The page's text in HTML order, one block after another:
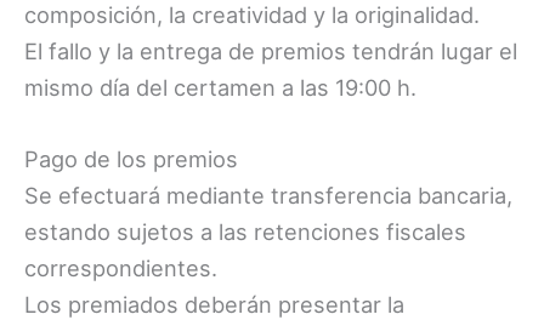
composición, la creatividad y la originalidad.
El fallo y la entrega de premios tendrán lugar el
mismo día del certamen a las 19:00 h.
Pago de los premios
Se efectuará mediante transferencia bancaria,
estando sujetos a las retenciones fiscales
correspondientes.
Los premiados deberán presentar la